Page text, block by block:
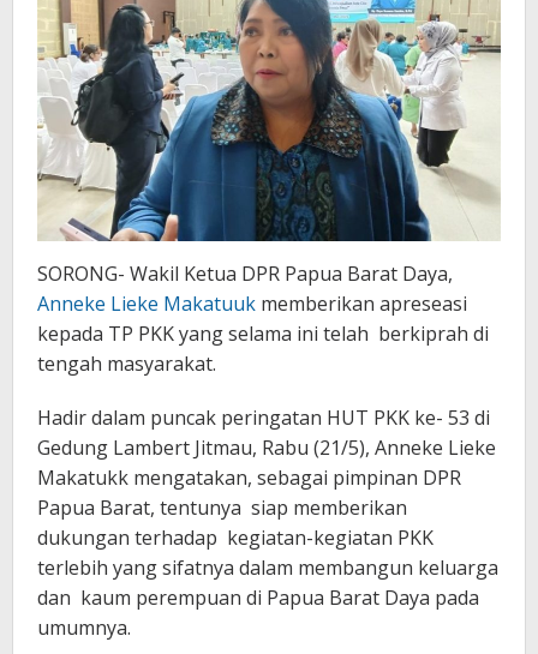
SORONG- Wakil Ketua DPR Papua Barat Daya,
Anneke Lieke Makatuuk memberikan apreseasi
kepada TP PKK yang selama ini telah berkiprah di
tengah masyarakat.
Hadir dalam puncak peringatan HUT PKK ke- 53 di
Gedung Lambert Jitmau, Rabu (21/5), Anneke Lieke
Makatukk mengatakan, sebagai pimpinan DPR
Papua Barat, tentunya siap memberikan
dukungan terhadap kegiatan-kegiatan PKK
terlebih yang sifatnya dalam membangun keluarga
dan kaum perempuan di Papua Barat Daya pada
umumnya.